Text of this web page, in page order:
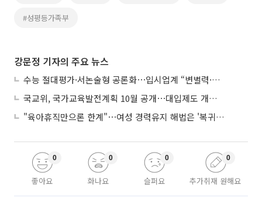
#성평등가족부
강문정 기자의 주요 뉴스
수능 절대평가·서논술형 공론화⋯입시업계 “변별력·사교육 대책 먼저”
국교위, 국가교육발전계획 10월 공개⋯대입제도 개편 공론화 추진
"육아휴직만으론 한계"⋯여성 경력유지 해법은 '복귀 후 유연근무’
좋아요
0
화나요
0
슬퍼요
0
추가취재 원해요
0